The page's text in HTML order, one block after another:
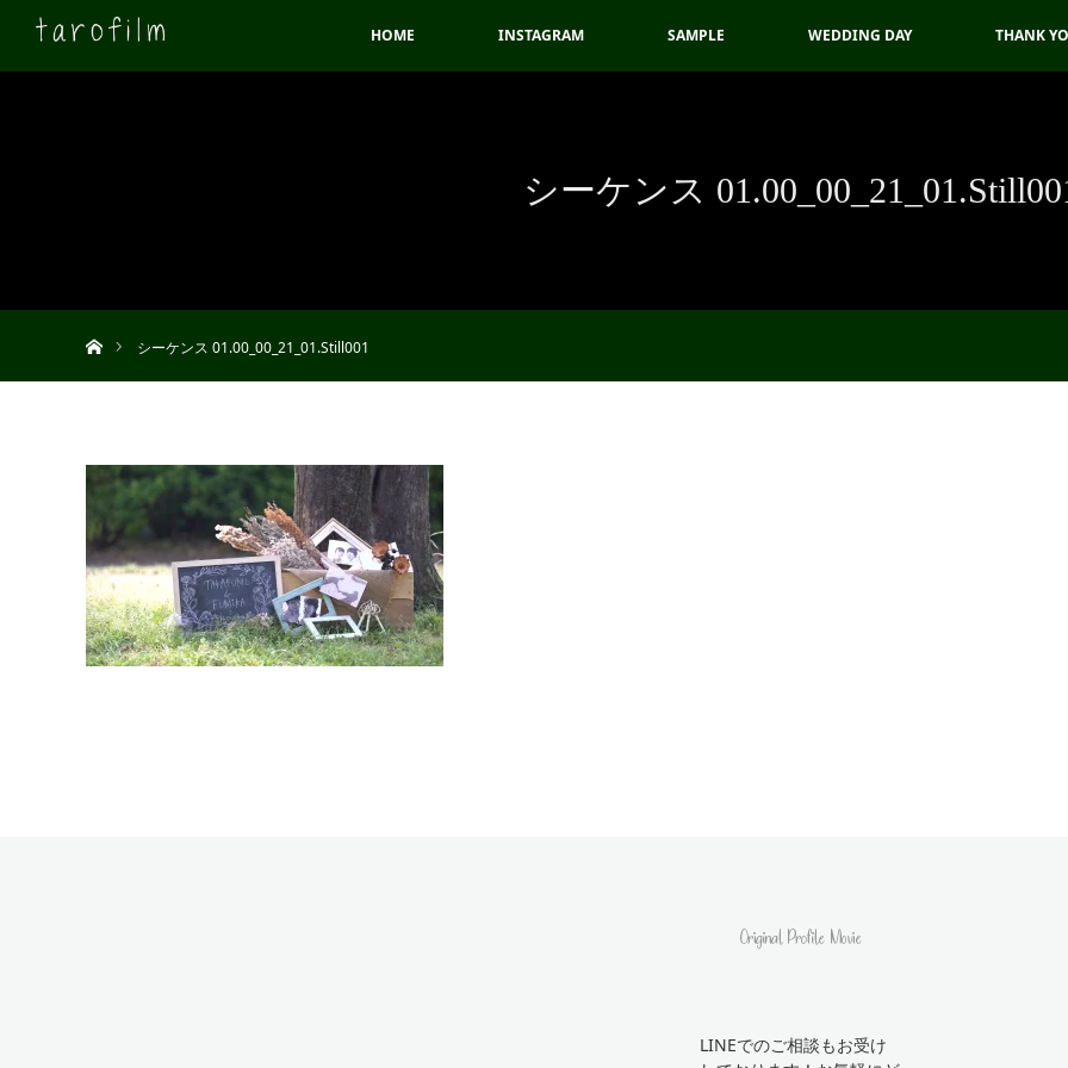
HOME INSTAGRAM SAMPLE WEDDING DAY THANK
シーケンス
シーケンス 01.00_00_21_01.Still001
LINEでのご相談もお受け